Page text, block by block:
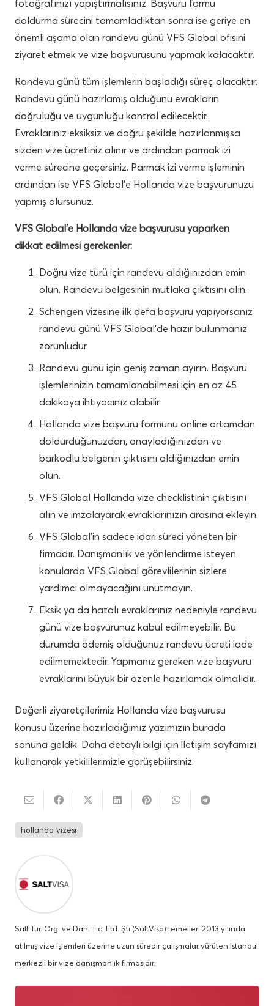
fotoğrafınızı yapıştırmalısınız. Başvuru formu
doldurma sürecini tamamladıktan sonra ise geriye en
önemli aşama olan randevu günü VFS Global ofisini
ziyaret etmek ve vize başvurusunu yapmak kalacaktır.
Randevu günü tüm işlemlerin başladığı süreç olacaktır.
Randevu günü hazırlamış olduğunu evrakların
doğruluğu ve uygunluğu kontrol edilecektir.
Evraklarınız eksiksiz ve doğru şekilde hazırlanmışsa
sizden vize ücretiniz alınır ve ardından parmak izi
verme sürecine geçersiniz. Parmak izi verme işleminin
ardından ise VFS Global’e Hollanda vize başvurunuzu
yapmış olursunuz.
VFS Global’e Hollanda vize başvurusu yaparken
dikkat edilmesi gerekenler:
Doğru vize türü için randevu aldığınızdan emin
olun. Randevu belgesinin mutlaka çıktısını alın.
Schengen vizesine ilk defa başvuru yapıyorsanız
randevu günü VFS Global’de hazır bulunmanız
zorunludur.
Randevu günü için geniş zaman ayırın. Başvuru
işlemlerinizin tamamlanabilmesi için en az 45
dakikaya ihtiyacınız olabilir.
Hollanda vize başvuru formunu online ortamdan
doldurduğunuzdan, onayladığınızdan ve
barkodlu belgenin çıktısını aldığınızdan emin
olun.
VFS Global Hollanda vize checklistinin çıktısını
alın ve imzalayarak evraklarınızın arasına ekleyin.
VFS Global’in sadece idari süreci yöneten bir
firmadır. Danışmanlık ve yönlendirme isteyen
konularda VFS Global görevlilerinin sizlere
yardımcı olmayacağını unutmayın.
Eksik ya da hatalı evraklarınız nedeniyle randevu
günü vize başvurunuz kabul edilmeyebilir. Bu
durumda ödemiş olduğunuz randevu ücreti iade
edilmemektedir. Yapmanız gereken vize başvuru
evraklarını büyük bir özenle hazırlamak olmalıdır.
Değerli ziyaretçilerimiz Hollanda vize başvurusu
konusu üzerine hazırladığımız yazımızın burada
sonuna geldik. Daha detaylı bilgi için İletişim sayfamızı
kullanarak yetkililerimizle görüşebilirsiniz.
hollanda vizesi
Salt Tur. Org. ve Dan. Tic. Ltd. Şti (SaltVisa) temelleri 2013 yılında
atılmış vize işlemleri üzerine uzun süredir çalışmalar yürüten İstanbul
merkezli bir vize danışmanlık firmasıdır.